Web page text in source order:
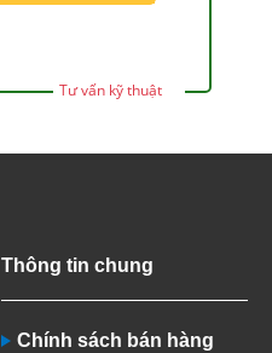
Tư vấn kỹ thuật
Thông tin chung
Chính sách bán hàng